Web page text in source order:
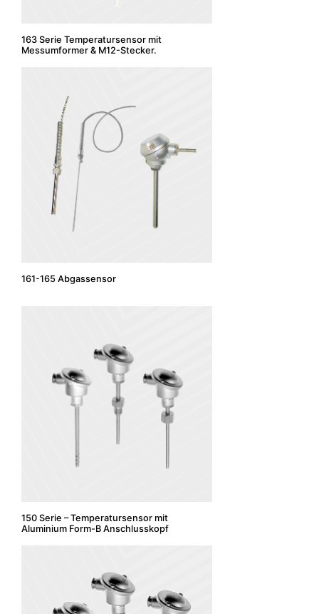
163 Serie Temperatursensor mit
Messumformer & M12-Stecker.
161-165 Abgassensor
150 Serie – Temperatursensor mit
Aluminium Form-B Anschlusskopf